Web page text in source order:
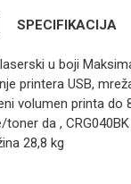
SPECIFIKACIJA
u boji
printera USB,
volumen printa do
da ,
28,8 kg